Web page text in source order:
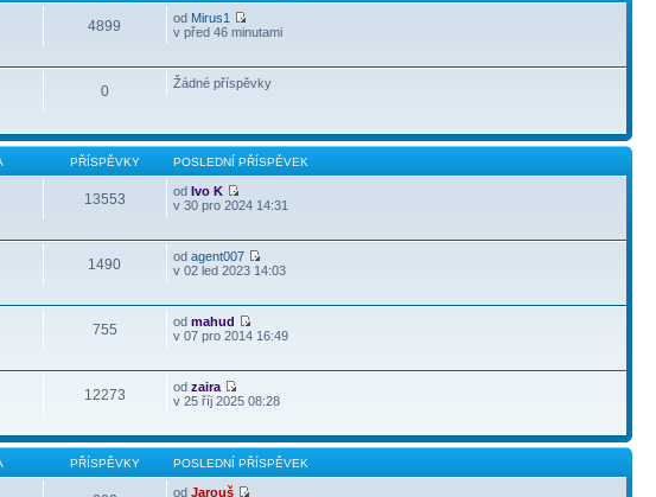
4899 od Mirus1
v před 46 minutami
0 Žádné příspěvky
PŘÍSPĚVKY POSLEDNÍ PŘÍSPĚVEK
13553 odIvo K
v 30 pro 2024 14:31
1490 odagent007
v 02 led 2023 14:03
755 odmahud
v 07 pro 2014 16:49
12273 odzaira
v 25 říj 2025 08:28
PŘÍSPĚVKY POSLEDNÍ PŘÍSPĚVEK
odJarouš